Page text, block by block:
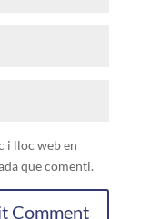
i lloc web en
que comenti.